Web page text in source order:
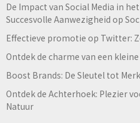
De Impact van Social Media in
Succesvolle Aanwezigheid op
Effectieve promotie op Twitter:
Ontdek de charme van een
Boost Brands: De Sleutel tot
Ontdek de Achterhoek: Plezier
Natuur